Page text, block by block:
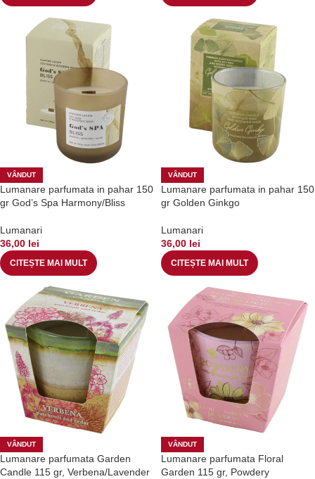
VÂNDUT
Lumanare parfumata in pahar 150
gr God’s Spa Harmony/Bliss
Lumanari
36,00 lei
CITEȘTE MAI MULT
VÂNDUT
Lumanare parfumata in pahar 150
gr Golden Ginkgo
Lumanari
36,00 lei
CITEȘTE MAI MULT
VÂNDUT
Lumanare parfumata Garden
Candle 115 gr, Verbena/Lavender
VÂNDUT
Lumanare parfumata Floral
Garden 115 gr, Powdery